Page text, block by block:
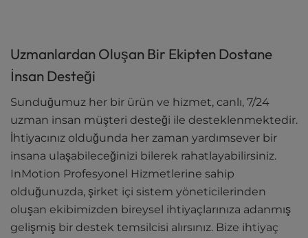
Uzmanlardan Oluşan Bir Ekipten Dostane
İnsan Desteği
Sunduğumuz her bir ürün ve hizmet, canlı, 7/24
uzman insan müşteri desteği ile desteklenmektedir.
İhtiyacınız olduğunda her zaman yardımsever bir
insana ulaşabileceğinizi bilerek rahatlayabilirsiniz.
InMotion Profesyonel Hizmetlerine sahip
olduğunuzda, şirket içi sistem yöneticilerinden
oluşan ekibimizden bireysel ihtiyaçlarınıza adanmış
gelişmiş bir destek temsilcisi alırsınız. Bize ihtiyaç